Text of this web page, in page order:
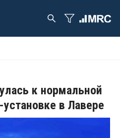
к нормальной
установке в Лавере